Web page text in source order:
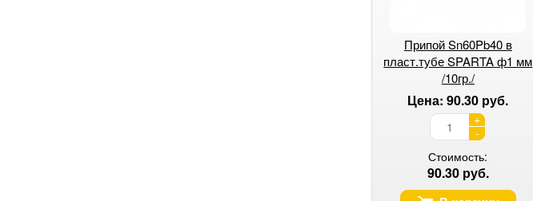
Припой Sn60Pb40 в
пласт.тубе SPARTA ф1 мм
/10гр./
Цена: 90.30 руб.
+
-
Стоимость:
90.30 руб.